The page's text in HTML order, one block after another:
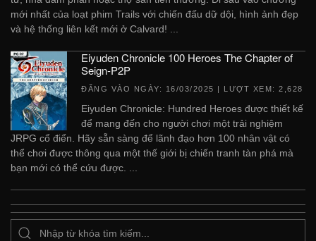
mới nhất của loạt phim Trails với chiến đấu dữ dội, hình ảnh đẹp
và hệ thống liên kết mới ở Calvard! ...
Eiyuden Chronicle 100 Heroes The Chapter of
Seign-P2P
ĐĂNG VÀO NGÀY: 16/03/2025 | LƯỢT XEM: 2,628
Eiyuden Chronicle: Hundred Heroes được thiết kế
để mang đến cho người chơi một trải nghiệm
JRPG cổ điển. Hãy sẵn sàng để lãnh đạo hơn 100 nhân vật có
thể chơi được thông qua một thế giới bị chiến tranh tàn phá mà
bạn mới có thể cứu được. ...